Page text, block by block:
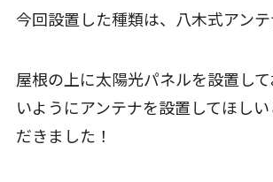
今回設置した種類は、八木式アンテ
屋根の上に太陽光パネルを設置し
いようにアンテナを設置してほし
だきました！